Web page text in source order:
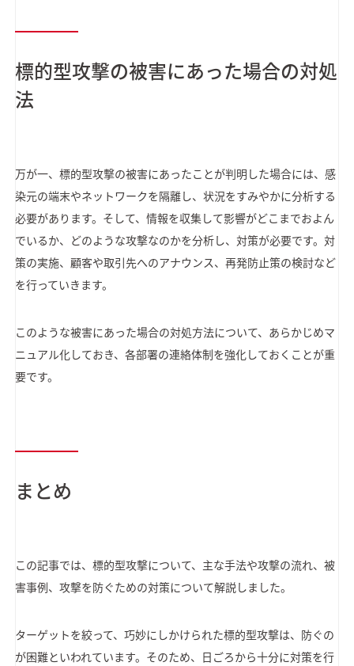
標的型攻撃の被害にあった場合の対処
法
万が一、標的型攻撃の被害にあったことが判明した場合には、感
染元の端末やネットワークを隔離し、状況をすみやかに分析する
必要があります。そして、情報を収集して影響がどこまでおよん
でいるか、どのような攻撃なのかを分析し、対策が必要です。対
策の実施、顧客や取引先へのアナウンス、再発防止策の検討など
を行っていきます。
このような被害にあった場合の対処方法について、あらかじめマ
ニュアル化しておき、各部署の連絡体制を強化しておくことが重
要です。
まとめ
この記事では、標的型攻撃について、主な手法や攻撃の流れ、被
害事例、攻撃を防ぐための対策について解説しました。
ターゲットを絞って、巧妙にしかけられた標的型攻撃は、防ぐの
が困難といわれています。そのため、日ごろから十分に対策を行